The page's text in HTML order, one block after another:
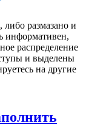
либо размазано и
информативен,
распределение
и выделены
на другие